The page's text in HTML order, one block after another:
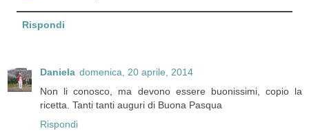
Rispondi
Daniela domenica, 20 aprile, 2014
Non li conosco, ma devono essere buonissimi, copio la
ricetta. Tanti tanti auguri di Buona Pasqua
Rispondi